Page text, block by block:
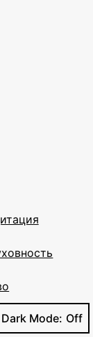
Dark Mode: